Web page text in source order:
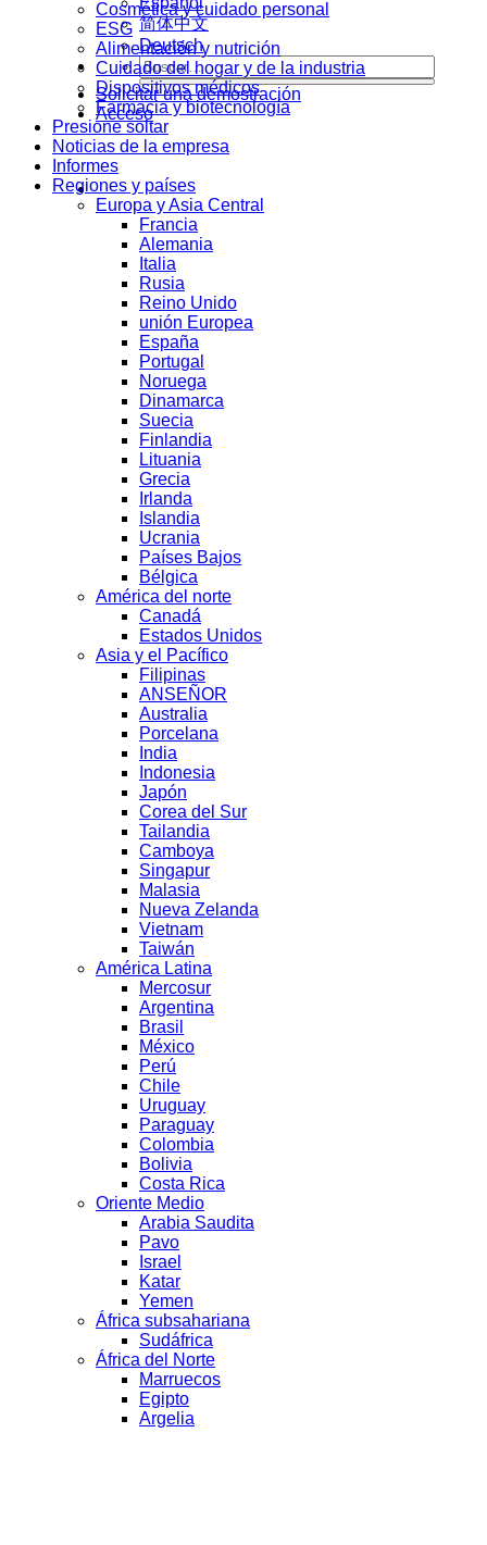
简体中文
Deutsch
Solicitar una demostración
Acceso
Cosmética y cuidado personal
ESG
Alimentación y nutrición
Cuidado del hogar y de la industria
Dispositivos médicos
Farmacia y biotecnología
Presione soltar
Noticias de la empresa
Informes
Regiones y países
Europa y Asia Central
Francia
Alemania
Italia
Rusia
Reino Unido
unión Europea
España
Portugal
Noruega
Dinamarca
Suecia
Finlandia
Lituania
Grecia
Irlanda
Islandia
Ucrania
Países Bajos
Bélgica
América del norte
Canadá
Estados Unidos
Asia y el Pacífico
Filipinas
ANSEÑOR
Australia
Porcelana
India
Indonesia
Japón
Corea del Sur
Tailandia
Camboya
Singapur
Malasia
Nueva Zelanda
Vietnam
Taiwán
América Latina
Mercosur
Argentina
Brasil
México
Perú
Chile
Uruguay
Paraguay
Colombia
Bolivia
Costa Rica
Oriente Medio
Arabia Saudita
Pavo
Israel
Katar
Yemen
África subsahariana
Sudáfrica
África del Norte
Marruecos
Egipto
Argelia